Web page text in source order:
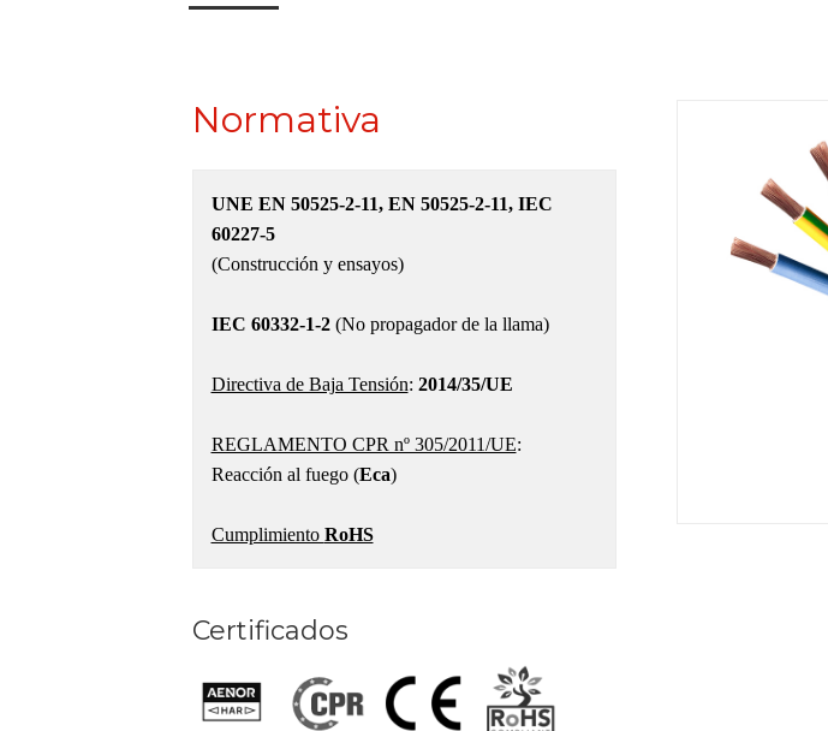
Normativa
UNE EN 50525-2-11, EN 50525-2-11, IEC
60227-5
(Construcción y ensayos)
IEC 60332-1-2 (No propagador de la llama)
Directiva de Baja Tensión: 2014/35/UE
REGLAMENTO CPR nº 305/2011/UE:
Reacción al fuego (Eca)
Cumplimiento RoHS
Certificados